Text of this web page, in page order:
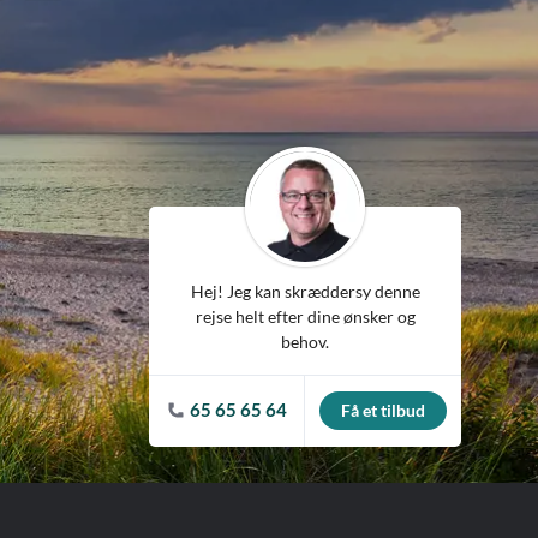
Hej! Jeg kan skræddersy denne
rejse helt efter dine ønsker og
behov.
65 65 65 64 Få et tilbud